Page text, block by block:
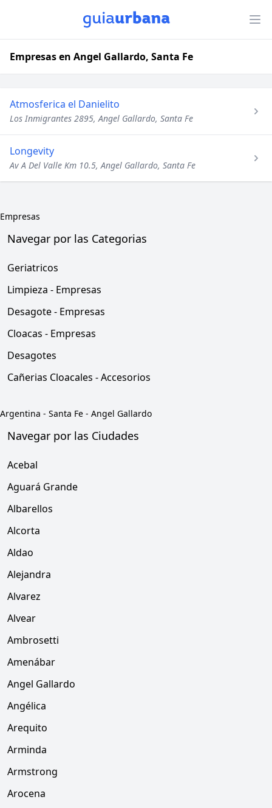
Empresas en Angel Gallardo, Santa Fe
Atmosferica el Danielito
Los Inmigrantes 2895, Angel Gallardo, Santa Fe
Longevity
Av A Del Valle Km 10.5, Angel Gallardo, Santa Fe
Empresas
Navegar por las Categorias
Geriatricos
Limpieza - Empresas
Desagote - Empresas
Cloacas - Empresas
Desagotes
Cañerias Cloacales - Accesorios
Argentina - Santa Fe - Angel Gallardo
Navegar por las Ciudades
Acebal
Aguará Grande
Albarellos
Alcorta
Aldao
Alejandra
Alvarez
Alvear
Ambrosetti
Amenábar
Angel Gallardo
Angélica
Arequito
Arminda
Armstrong
Arocena